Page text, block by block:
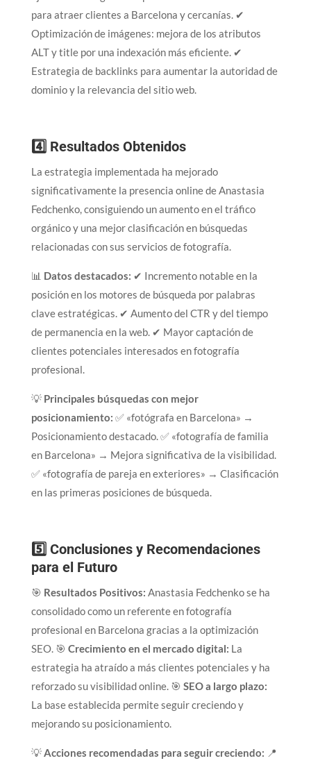
para atraer clientes a Barcelona y cercanías. ✔
Optimización de imágenes: mejora de los atributos
ALT y title por una indexación más eficiente. ✔
Estrategia de backlinks para aumentar la autoridad de
dominio y la relevancia del sitio web.
4️⃣ Resultados Obtenidos
La estrategia implementada ha mejorado
significativamente la presencia online de Anastasia
Fedchenko, consiguiendo un aumento en el tráfico
orgánico y una mejor clasificación en búsquedas
relacionadas con sus servicios de fotografía.
📊 Datos destacados: ✔ Incremento notable en la
posición en los motores de búsqueda por palabras
clave estratégicas. ✔ Aumento del CTR y del tiempo
de permanencia en la web. ✔ Mayor captación de
clientes potenciales interesados en fotografía
profesional.
💡 Principales búsquedas con mejor
posicionamiento: ✅ «fotógrafa en Barcelona» →
Posicionamiento destacado. ✅ «fotografía de familia
en Barcelona» → Mejora significativa de la visibilidad.
✅ «fotografía de pareja en exteriores» → Clasificación
en las primeras posiciones de búsqueda.
5️⃣ Conclusiones y Recomendaciones
para el Futuro
🎯 Resultados Positivos: Anastasia Fedchenko se ha
consolidado como un referente en fotografía
profesional en Barcelona gracias a la optimización
SEO. 🎯 Crecimiento en el mercado digital: La
estrategia ha atraído a más clientes potenciales y ha
reforzado su visibilidad online. 🎯 SEO a largo plazo:
La base establecida permite seguir creciendo y
mejorando su posicionamiento.
💡Acciones recomendadas para seguir creciendo: 📍